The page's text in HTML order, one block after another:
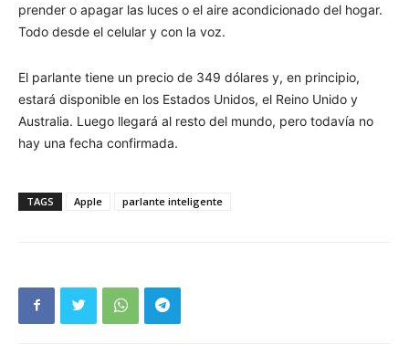
prender o apagar las luces o el aire acondicionado del hogar.
Todo desde el celular y con la voz.
El parlante tiene un precio de 349 dólares y, en principio,
estará disponible en los Estados Unidos, el Reino Unido y
Australia. Luego llegará al resto del mundo, pero todavía no
hay una fecha confirmada.
TAGS Apple parlante inteligente